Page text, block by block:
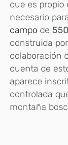
que es propio
necesario
campo de
construida
colaboración
cuenta de
aparece
controlada
montaña